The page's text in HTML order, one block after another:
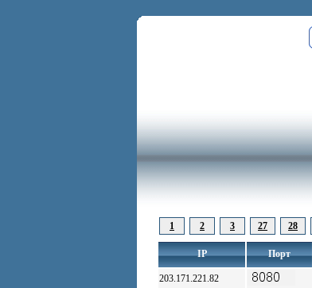
1 2 3 27 28
IP Порт
203.171.221.82